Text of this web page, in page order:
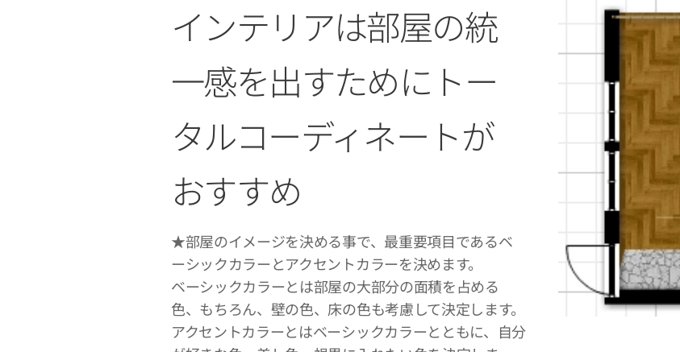
インテリアは部屋の統
一感を出すためにトー
タルコーディネートが
おすすめ
★部屋のイメージを決める事で、最重要項目であるベ
ーシックカラーとアクセントカラーを決めます。
ベーシックカラーとは部屋の大部分の面積を占める
色、もちろん、壁の色、床の色も考慮して決定します。
アクセントカラーとはベーシックカラーとともに、自分